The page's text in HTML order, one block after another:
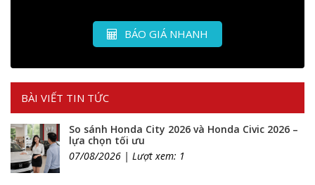
BÁO GIÁ NHANH
BÀI VIẾT TIN TỨC
So sánh Honda City 2026 và Honda Civic 2026 –
lựa chọn tối ưu
07/08/2026 | Lượt xem: 1